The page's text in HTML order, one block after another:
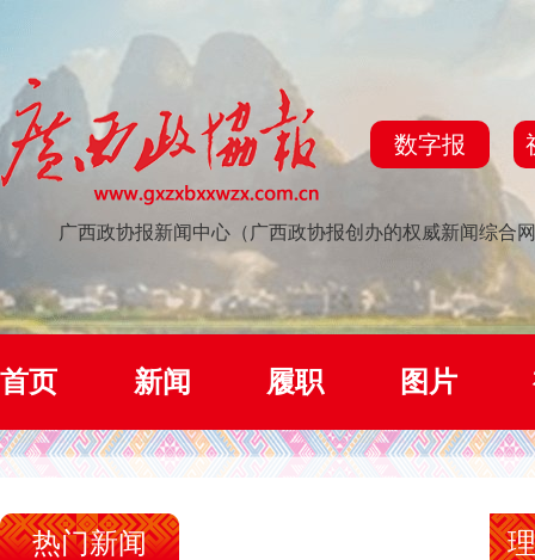
数字报
广西政协报新闻中心（广西政协报创办的权威新闻综合
首页 新闻 履职 图片
热门新闻